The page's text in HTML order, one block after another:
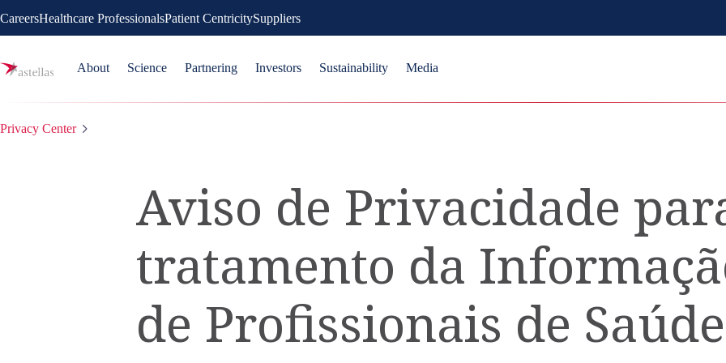
CareersHealthcare ProfessionalsPatient CentricitySuppliers
About Science Partnering Investors Sustainability Media
Privacy Center
Aviso de Privacidade
tratamento da
de Profissionais de